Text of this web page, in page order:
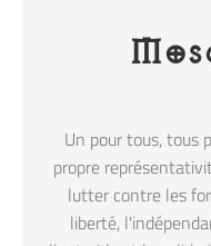
Un pour tous, tous
propre
lutter contre les
liberté,